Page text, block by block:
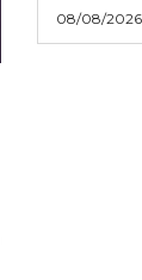
08/08/2026